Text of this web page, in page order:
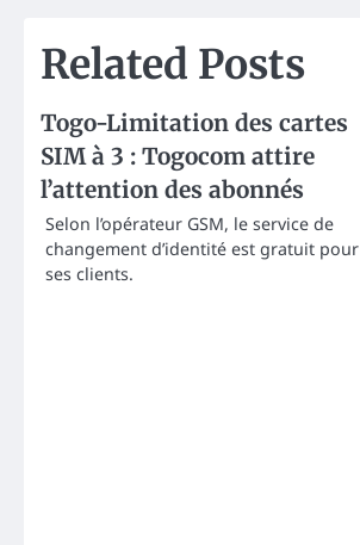
Related Posts
Togo-Limitation des cartes
SIM à 3 : Togocom attire
l’attention des abonnés
Selon l’opérateur GSM, le service de
changement d’identité est gratuit pour
ses clients.